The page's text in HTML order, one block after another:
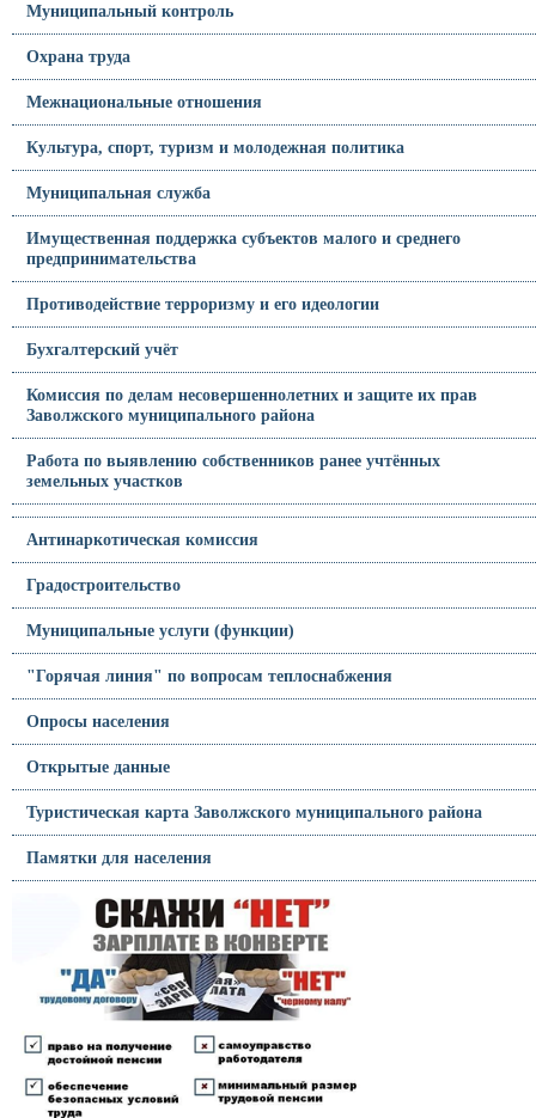
Муниципальный контроль
Охрана труда
Межнациональные отношения
Культура, спорт, туризм и молодежная политика
Муниципальная служба
Имущественная поддержка субъектов малого и среднего
предпринимательства
Противодействие терроризму и его идеологии
Бухгалтерский учёт
Комиссия по делам несовершеннолетних и защите их прав
Заволжского муниципального района
Работа по выявлению собственников ранее учтённых
земельных участков
Антинаркотическая комиссия
Градостроительство
Муниципальные услуги (функции)
"Горячая линия" по вопросам теплоснабжения
Опросы населения
Открытые данные
Туристическая карта Заволжского муниципального района
Памятки для населения